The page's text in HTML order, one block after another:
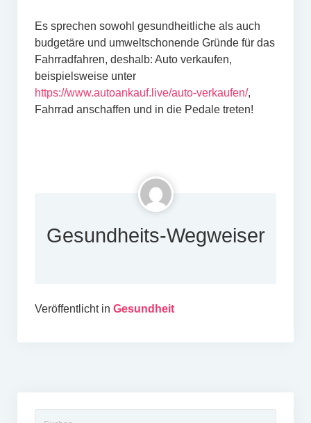
Es sprechen sowohl gesundheitliche als auch
budgetäre und umweltschonende Gründe für das
Fahrradfahren, deshalb: Auto verkaufen,
beispielsweise unter
https://www.autoankauf.live/auto-verkaufen/,
Fahrrad anschaffen und in die Pedale treten!
Gesundheits-Wegweiser
Veröffentlicht in Gesundheit